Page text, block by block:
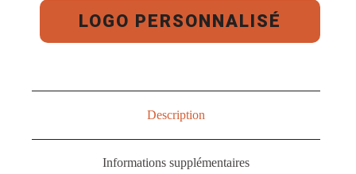
LOGO PERSONNALISÉ
Description
Informations supplémentaires